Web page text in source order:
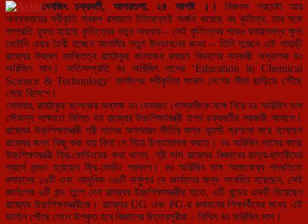
দেবজিৎ চক্রবর্তী, আগরতলা, ২৪ আগষ্ট ।।
নিরলসা প্রচেষ্টা আর
অধ্যবসায়ের স্বীকৃতি স্বরুপ রসায়নে ইতিমধ্যেই অর্জন করেছে বহু কৃতিত্ব, তার সঙ্গে
সম্প্রতি যুক্ত হয়েছে কৃতিত্বের নতুন অধ্যায় – সেই কৃতিত্বের পরেও রসায়নলদ্ধ ক্ষুদা
মেটেনি এবার তৈরী হচ্ছেন আগামীর নতুন উদ্ভাবনের জন্য – তিনি হচ্ছেন এই পাহাড়ী
রাজ্যের উজ্বল ব্যক্তিত্ব রামঠাকুর কলেজের রসায়ন বিভাগের সহকারী অধ্যাপক ডঃ
অরিজিৎ দাস। অতিসম্প্রতি ডঃ অরিজিৎ দাসের ‘Education in Chemical
Science & Technology’ জার্নালের স্বীকৃতির সংবাদ দেশের সীমা ছাড়িয়ে পৌঁছে
গেছে বিদেশে।
সোমবার, রামঠাকুর কলেজের অধ্যক্ষ ডঃ দেবব্রত গোস্বামীকে সঙ্গে নিয়ে ডঃ অরিজিৎ দাস
সৌজন্য সাক্ষাতে মিলিত হন রাজ্যের উচ্চশিক্ষামন্ত্রী তপন চক্রবর্তীর সরকারী আবাসে।
রাজ্যের উচ্চশিক্ষামন্ত্রী শ্রী দাসের অসাধারন কীর্তির জন্য ভূয়সী প্রশংসা করে বলেছেন
রাজ্যের জন্য কিছু করা যায় কিনা সে নিয়ে চিন্তাভাবনা করতে। ডঃ অরিজিৎ দাসের কাছে
উচ্চশিক্ষামন্ত্রী ফ্রি-কোচিংয়ের কথা বলেন, শ্রী দাস রাজ্যের বিজ্ঞানের ছাত্র-ছাত্রীদের
স্বার্থে সন্মত হয়েছেন ফ্রি-কোচিং প্রদানে। ডঃ অরিজিৎ দাস সহজবোধ্য পদ্ধতিতে
রসায়নের ১৬টি এবং আধুনিক ৩৬টি ফর্মুলার যে জার্নালের জন্য সংবর্ধিত হয়েছেন, সেই
জার্নালের ৬টি খন্ড তুলে দেন রাজ্যের উচ্চশিক্ষামন্ত্রীর হাতে, ৬টি খন্ডের একটি দিয়েছেন
রাজ্যের উচ্চশিক্ষামন্ত্রীকে। রাজ্যের UG এবং PG-র রসায়নের শিক্ষার্থীদের মধ্যে এই
জার্নাল পৌঁছে গেলে উপকৃত হবে বিজ্ঞানের উত্তরসূরীরা – নিশ্চিৎ ডঃ অরিজিৎ দাস।